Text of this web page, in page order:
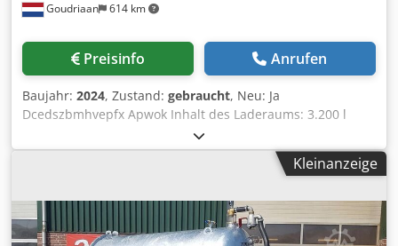
Goudriaan 614 km
Preisinfo Anrufen
Baujahr: 2024, Zustand: gebraucht, Neu: Ja
Dcedszbmhvepfx Apwok Inhalt des Laderaums: 3.200 l
Kleinanzeige